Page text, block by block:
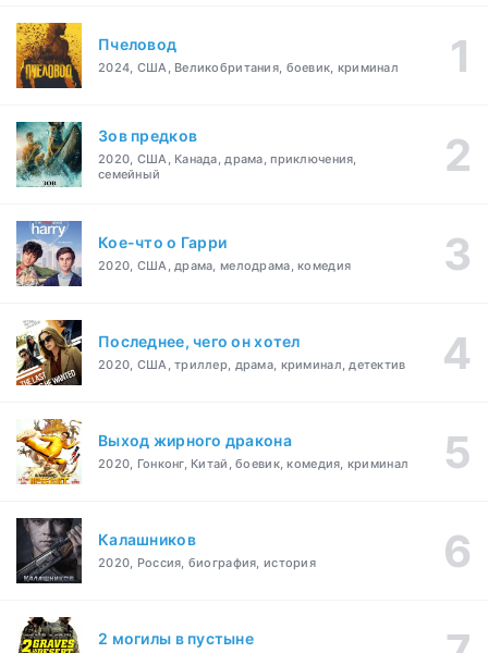
Пчеловод
2024, США, Великобритания, боевик, криминал
Зов предков
2020, США, Канада, драма, приключения,
семейный
Кое-что о Гарри
2020, США, драма, мелодрама, комедия
Последнее, чего он хотел
2020, США, триллер, драма, криминал, детектив
Выход жирного дракона
2020, Гонконг, Китай, боевик, комедия, криминал
Калашников
2020, Россия, биография, история
2 могилы в пустыне